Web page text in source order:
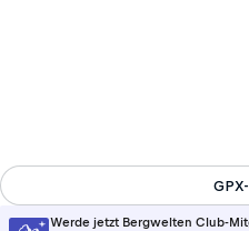
Werde jetzt Bergwelten Club-